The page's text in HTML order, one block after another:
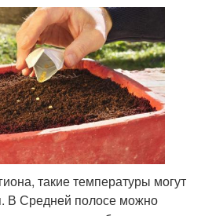
такие температуры могут
В Средней полосе можно